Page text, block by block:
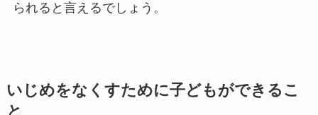
られると言えるでしょう。
いじめをなくすために子どもができるこ